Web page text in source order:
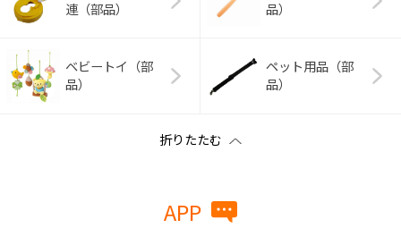
連（部品）
品）
ベビートイ（部
品）
ペット用品（部
品）
APP